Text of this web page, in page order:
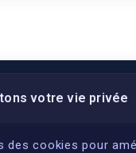
votre vie privée
des cookies pour